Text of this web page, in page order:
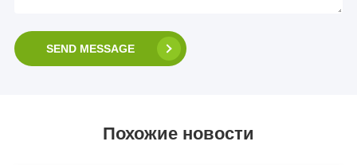
SEND MESSAGE
Похожие новости